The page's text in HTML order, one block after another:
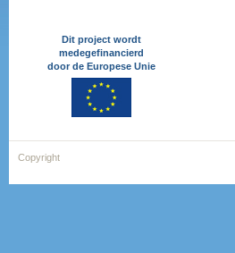
Dit project wordt
medegefinancierd
door de Europese Unie
Copyright